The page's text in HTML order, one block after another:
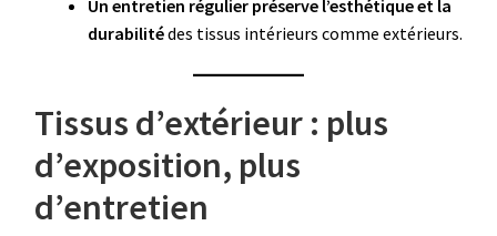
Un entretien régulier préserve l’esthétique et la
durabilitédes tissus intérieurs comme extérieurs.
Tissus d’extérieur : plus
d’exposition, plus
d’entretien